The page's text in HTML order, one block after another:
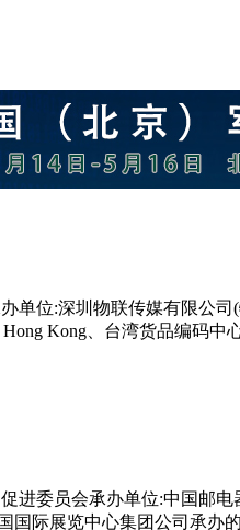
单位:深圳物联传媒有限公
Kong、台湾货品编
进委员会承办单位:中国邮
际展览中心集团公司承办